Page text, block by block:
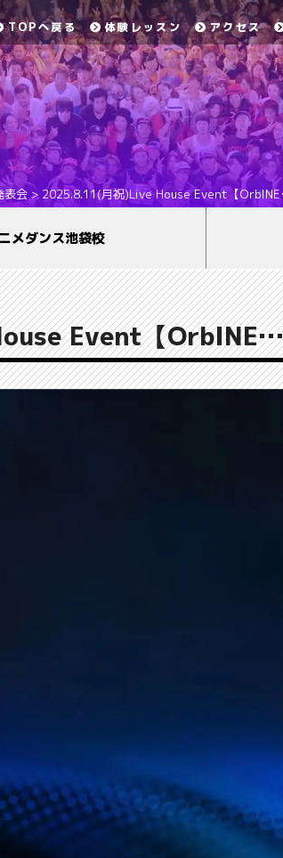
TOPへ戻る 体験レッスン アクセス
表会> 2025.8.11(月祝)Live House Event【
メダンス池袋校
Event【OrbINE…